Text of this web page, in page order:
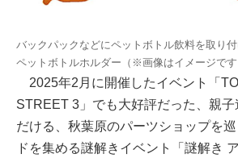
バックパックなどにペットボトル飲料を取り
ペットボトルホルダー（※画像はイメージです
2025年2月に開催したイベント「
STREET 3」でも大好評だった、親
だける、秋葉原のパーツショップを
ドを集める謎解きイベント「謎解き